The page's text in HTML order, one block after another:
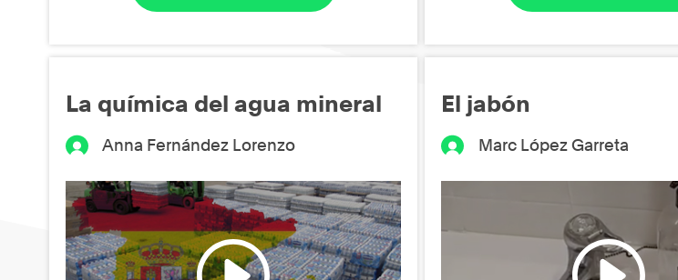
La química del agua mineral
Anna Fernández Lorenzo
El jabón
Marc López Garreta